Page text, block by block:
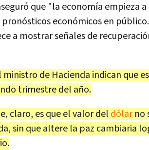
que "la economía empieza
económicos en
a mostrar señales de
ministro de Hacienda indican que
trimestre del año.
claro, es que el valor del dólarno
sin que altere la paz cambiaria